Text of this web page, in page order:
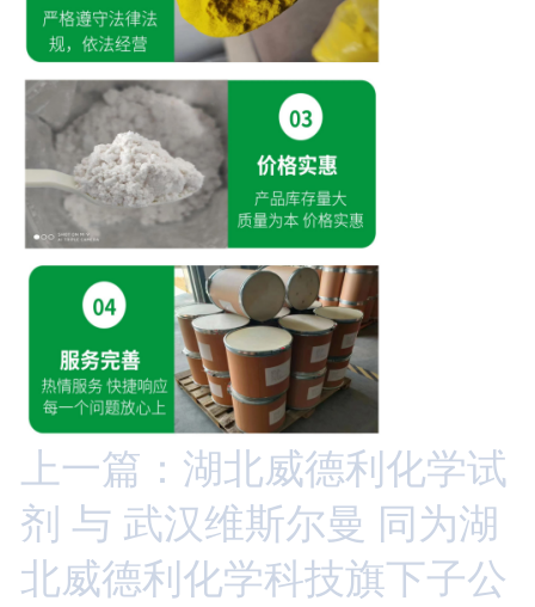
上一篇：湖北威德利化学试
剂 与 武汉维斯尔曼 同为湖
北威德利化学科技旗下子公